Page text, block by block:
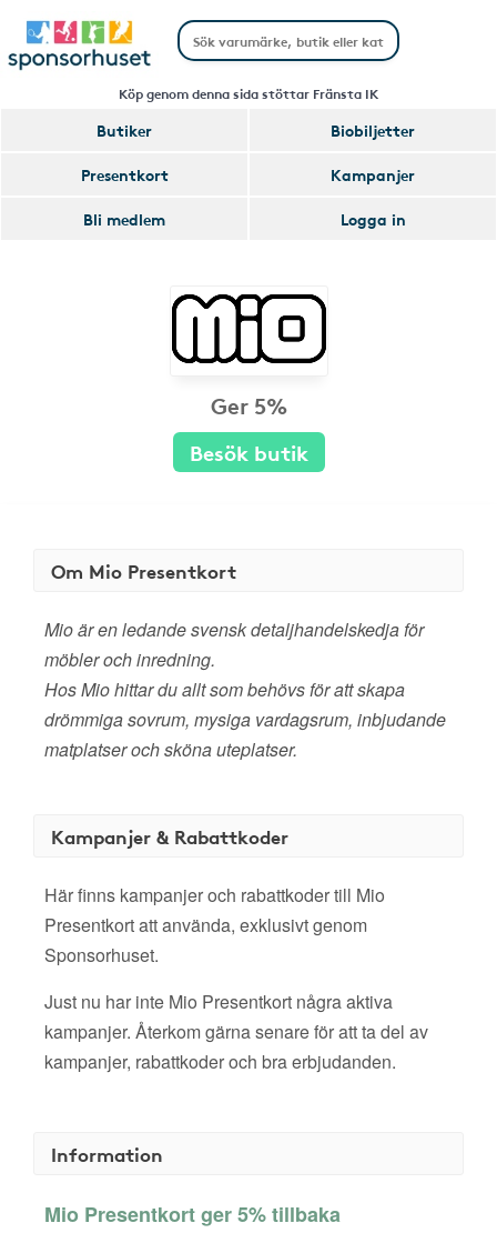
Köp genom denna sida stöttar Fränsta IK
Butiker
Biobiljetter
Presentkort
Kampanjer
Bli medlem
Logga in
Ger 5%
Besök butik
Om Mio Presentkort
Mio är en ledande svensk detaljhandelskedja för
möbler och inredning.
Hos Mio hittar du allt som behövs för att skapa
drömmiga sovrum, mysiga vardagsrum, inbjudande
matplatser och sköna uteplatser.
Kampanjer & Rabattkoder
Här finns kampanjer och rabattkoder till Mio
Presentkort att använda, exklusivt genom
Sponsorhuset.
Just nu har inte Mio Presentkort några aktiva
kampanjer. Återkom gärna senare för att ta del av
kampanjer, rabattkoder och bra erbjudanden.
Information
Mio Presentkort ger 5% tillbaka